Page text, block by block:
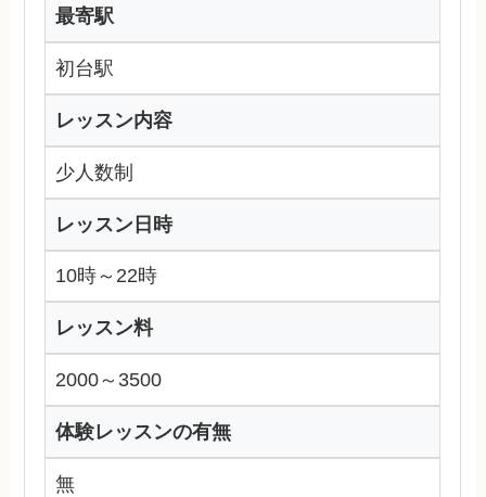
最寄駅
初台駅
レッスン内容
少人数制
レッスン日時
10時～22時
レッスン料
2000～3500
体験レッスンの有無
無